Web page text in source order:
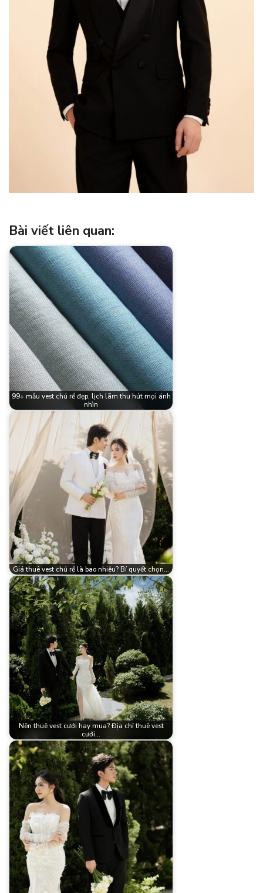
Bài viết liên quan:
99+ mẫu vest chú rể đẹp, lịch lãm thu hút mọi ánh
nhìn
Giá thuê vest chú rể là bao nhiêu? Bí quyết chọn…
Nên thuê vest cưới hay mua? Địa chỉ thuê vest
cưới…